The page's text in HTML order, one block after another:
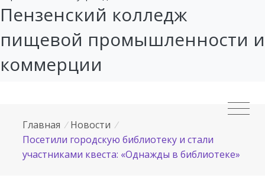
Пензенский колледж
пищевой промышленности и
коммерции
Главная / Новости /
Посетили городскую библиотеку и стали
участниками квеста: «Однажды в библиотеке»